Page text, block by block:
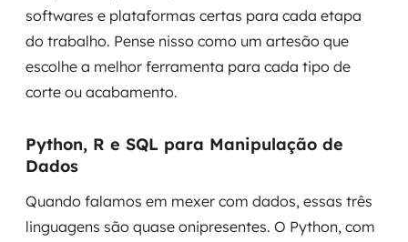
softwares e plataformas certas para cada etapa
do trabalho. Pense nisso como um artesão que
escolhe a melhor ferramenta para cada tipo de
corte ou acabamento.
Python, R e SQL para Manipulação de
Dados
Quando falamos em mexer com dados, essas três
linguagens são quase onipresentes. O Python, com